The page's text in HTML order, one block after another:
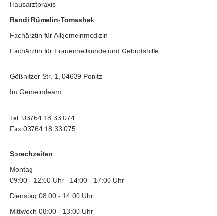
Hausarztpraxis
Randi Rümelin-Tomashek
Fachärztin für Allgemeinmedizin
Fachärztin für Frauenheilkunde und Geburtshilfe
Gößnitzer Str. 1, 04639 Ponitz
Im Gemeindeamt
Tel. 03764 18 33 074
Fax 03764 18 33 075
Sprechzeiten
Montag
09:00 - 12:00 Uhr 14:00 - 17:00 Uhr
Dienstag 08:00 - 14:00 Uhr
Mittwoch 08:00 - 13:00 Uhr